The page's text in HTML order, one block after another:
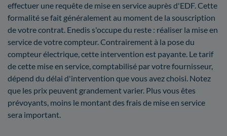
effectuer une requête de mise en service auprès d'EDF. Cette
formalité se fait généralement au moment de la souscription
de votre contrat. Enedis s'occupe du reste : réaliser la mise en
service de votre compteur. Contrairement à la pose du
compteur électrique, cette intervention est payante. Le tarif
de cette mise en service, comptabilisé par votre fournisseur,
dépend du délai d'intervention que vous avez choisi. Notez
que les prix peuvent grandement varier. Plus vous êtes
prévoyants, moins le montant des frais de mise en service
sera important.